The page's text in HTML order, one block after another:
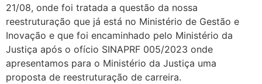
21/08, onde foi tratada a questão da nossa
reestruturação que já está no Ministério de Gestão e
Inovação e que foi encaminhado pelo Ministério da
Justiça após o ofício SINAPRF 005/2023 onde
apresentamos para o Ministério da Justiça uma
proposta de reestruturação de carreira.